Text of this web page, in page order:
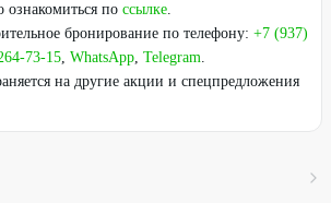
по ссылке.
бронирование по телефону: +7 (937)
73-15, WhatsApp, Telegram.
на другие акции и спецпредложения